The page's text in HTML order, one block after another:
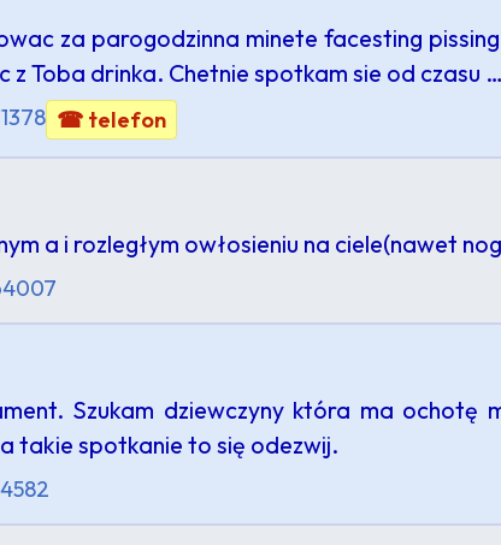
za parogodzinna minete facesting
z Toba drinka. Chetnie spotkam sie od czasu …
☎ telefon
a i rozległym owłosieniu na ciele(nawet
Szukam dziewczyny która ma ochotę
takie spotkanie to się odezwij.